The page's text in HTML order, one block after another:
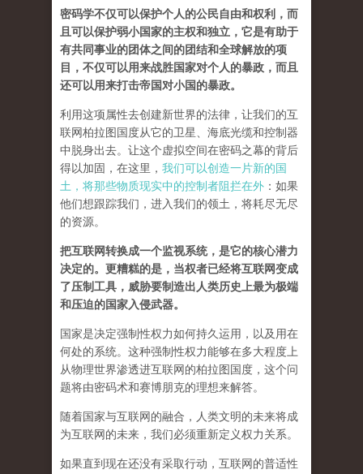
密码学不仅可以保护个人的公民自由和权利，而
且可以保护弱小国家的主权和独立，它是有助于
有共同事业的团体之间的团结和全球解放的项
目，不仅可以用来战胜国家对个人的暴政，而且
还可以用来打击帝国对小国的暴政。
利用这项属性去创建新世界的法律，让我们的互
联网柏拉图国度从它的卫星、海底光缆和控制器
中脱身出去。让这个虚拟空间在密码之幕的背后
得以加固，在这里， 我们可以创造一片新的国
土，将那些物质现实中的控制者阻拦在外 ：如果
他们想跟踪我们，进入我们的领土，将耗尽无尽
的资源。
把互联网转换成一个监视系统，是它的核心潜力
决定的。更糟糕的是，当权者已经将互联网变成
了压制工具，威胁要制造出人类历史上最为极端
和压迫的国家入侵武器。
国家是决定强制性权力如何持久运用，以及用在
何处的系统。这种强制性权力能够在多大程度上
从物理世界渗透进互联网的柏拉图国度，这个问
题将由密码术和赛博朋克的理想来解答。
随着国家与互联网的融合，人类文明的未来将成
为互联网的未来，我们必须重新定义权力关系。
如果直到现在还没有采取行动，互联网的普适性